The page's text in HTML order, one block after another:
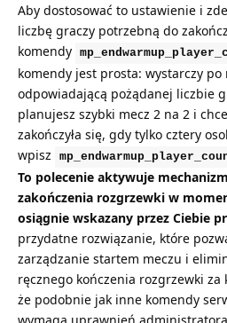
Aby dostosować to ustawienie i
liczbę graczy potrzebną do
komendy
komendy jest prosta: wystarczy
odpowiadającą pożądanej liczbie
planujesz szybki mecz 2 na 2 i
zakończyła się, gdy tylko cztery
wpisz
To polecenie aktywuje
zakończenia rozgrzewki w
osiągnie wskazany przez Ciebie
przydatne rozwiązanie, które
zarządzanie startem meczu i
ręcznego kończenia rozgrzewki za
że podobnie jak inne komendy